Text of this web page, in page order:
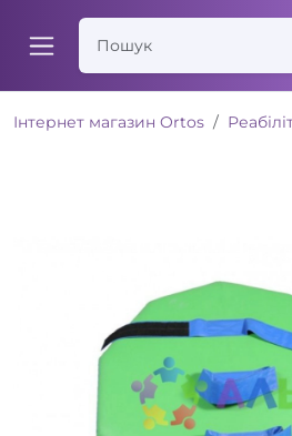
Інтернет магазин Ortos